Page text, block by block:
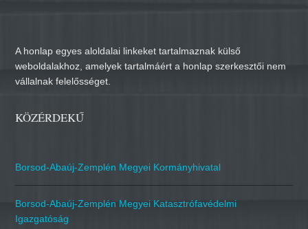
A honlap egyes aloldalai linkeket tartalmaznak külső
weboldalakhoz, amelyek tartalmáért a honlap szerkesztői nem
vállalnak felelősséget.
KÖZÉRDEKŰ
Borsod-Abaúj-Zemplén Megyei Kormányhivatal
Borsod-Abaúj-Zemplén Megyei Katasztrófavédelmi
Igazgatóság